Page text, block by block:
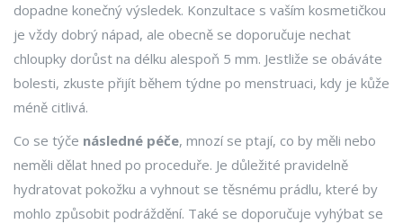
dopadne konečný výsledek. Konzultace s vaším kosmetičkou
je vždy dobrý nápad, ale obecně se doporučuje nechat
chloupky dorůst na délku alespoň 5 mm. Jestliže se obáváte
bolesti, zkuste přijít během týdne po menstruaci, kdy je kůže
méně citlivá.
Co se týče následné péče, mnozí se ptají, co by měli nebo
neměli dělat hned po proceduře. Je důležité pravidelně
hydratovat pokožku a vyhnout se těsnému prádlu, které by
mohlo způsobit podráždění. Také se doporučuje vyhýbat se